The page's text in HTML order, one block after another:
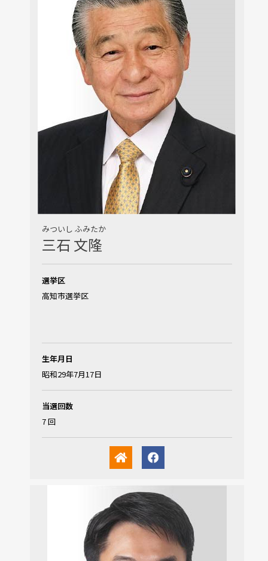
みついし ふみたか
三石 文隆
選挙区
高知市選挙区
生年月日
昭和29年7月17日
当選回数
7 回